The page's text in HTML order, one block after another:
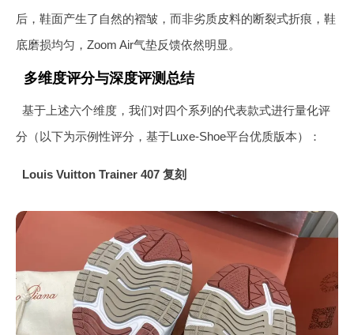
后，鞋面产生了自然的褶皱，而非劣质皮料的断裂式折痕，鞋
底磨损均匀，Zoom Air气垫反馈依然明显。
多维度评分与深度评测总结
基于上述六个维度，我们对四个系列的代表款式进行量化评
分（以下为示例性评分，基于Luxe-Shoe平台优质版本）：
Louis Vuitton Trainer 407 复刻